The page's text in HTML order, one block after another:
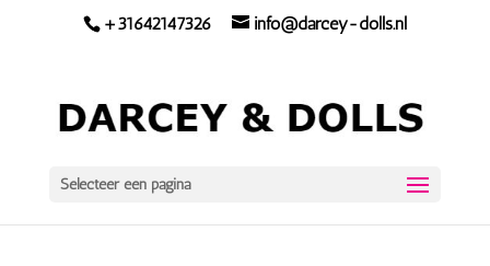
+31642147326 info@darcey-dolls.nl
Selecteer een pagina